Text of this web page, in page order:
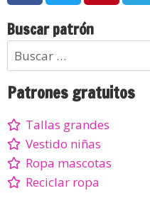
Buscar patrón
Patrones gratuitos
Tallas grandes
Vestido niñas
Ropa mascotas
Reciclar ropa